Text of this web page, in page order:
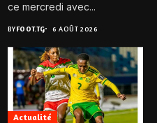
ce mercredi avec...
BYFOOT.TG 6 AOÛT 2026
Actualité